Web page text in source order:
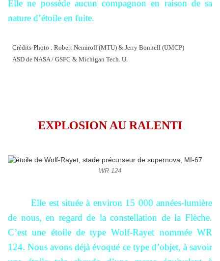
Elle ne possède aucun compagnon en raison de sa
nature d’étoile en fuite.
Crédits-Photo : Robert Nemiroff (MTU) & Jerry Bonnell (UMCP)
ASD de NASA / GSFC & Michigan Tech. U.
EXPLOSION AU RALENTI
WR 124
Elle est située à environ 15 000 années-lumière
de nous, en regard de la constellation de la Flèche.
C’est une étoile de type Wolf-Rayet nommée WR
124. Nous avons déjà évoqué ce type d’objet, à savoir